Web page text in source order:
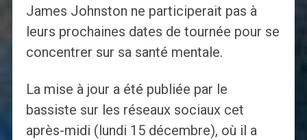
James Johnston ne participerait pas à
leurs prochaines dates de tournée pour se
concentrer sur sa santé mentale.
La mise à jour a été publiée par le
bassiste sur les réseaux sociaux cet
après-midi (lundi 15 décembre), où il a